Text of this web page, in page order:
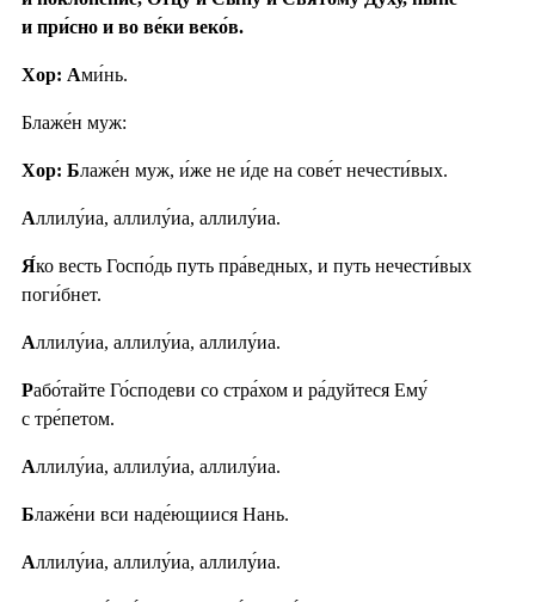
и при́сно и во ве́ки веко́в.
Хор: Ами́нь.
Блаже́н муж:
Хор: Блаже́н муж, и́же не и́де на сове́т нечести́вых.
Аллилу́иа, аллилу́иа, аллилу́иа.
Я́ко весть Госпо́дь путь пра́ведных, и путь нечести́вых
поги́бнет.
Аллилу́иа, аллилу́иа, аллилу́иа.
Рабо́тайте Го́сподеви со стра́хом и ра́дуйтеся Ему́
с тре́петом.
Аллилу́иа, аллилу́иа, аллилу́иа.
Блаже́ни вси наде́ющиися Нань.
Аллилу́иа, аллилу́иа, аллилу́иа.